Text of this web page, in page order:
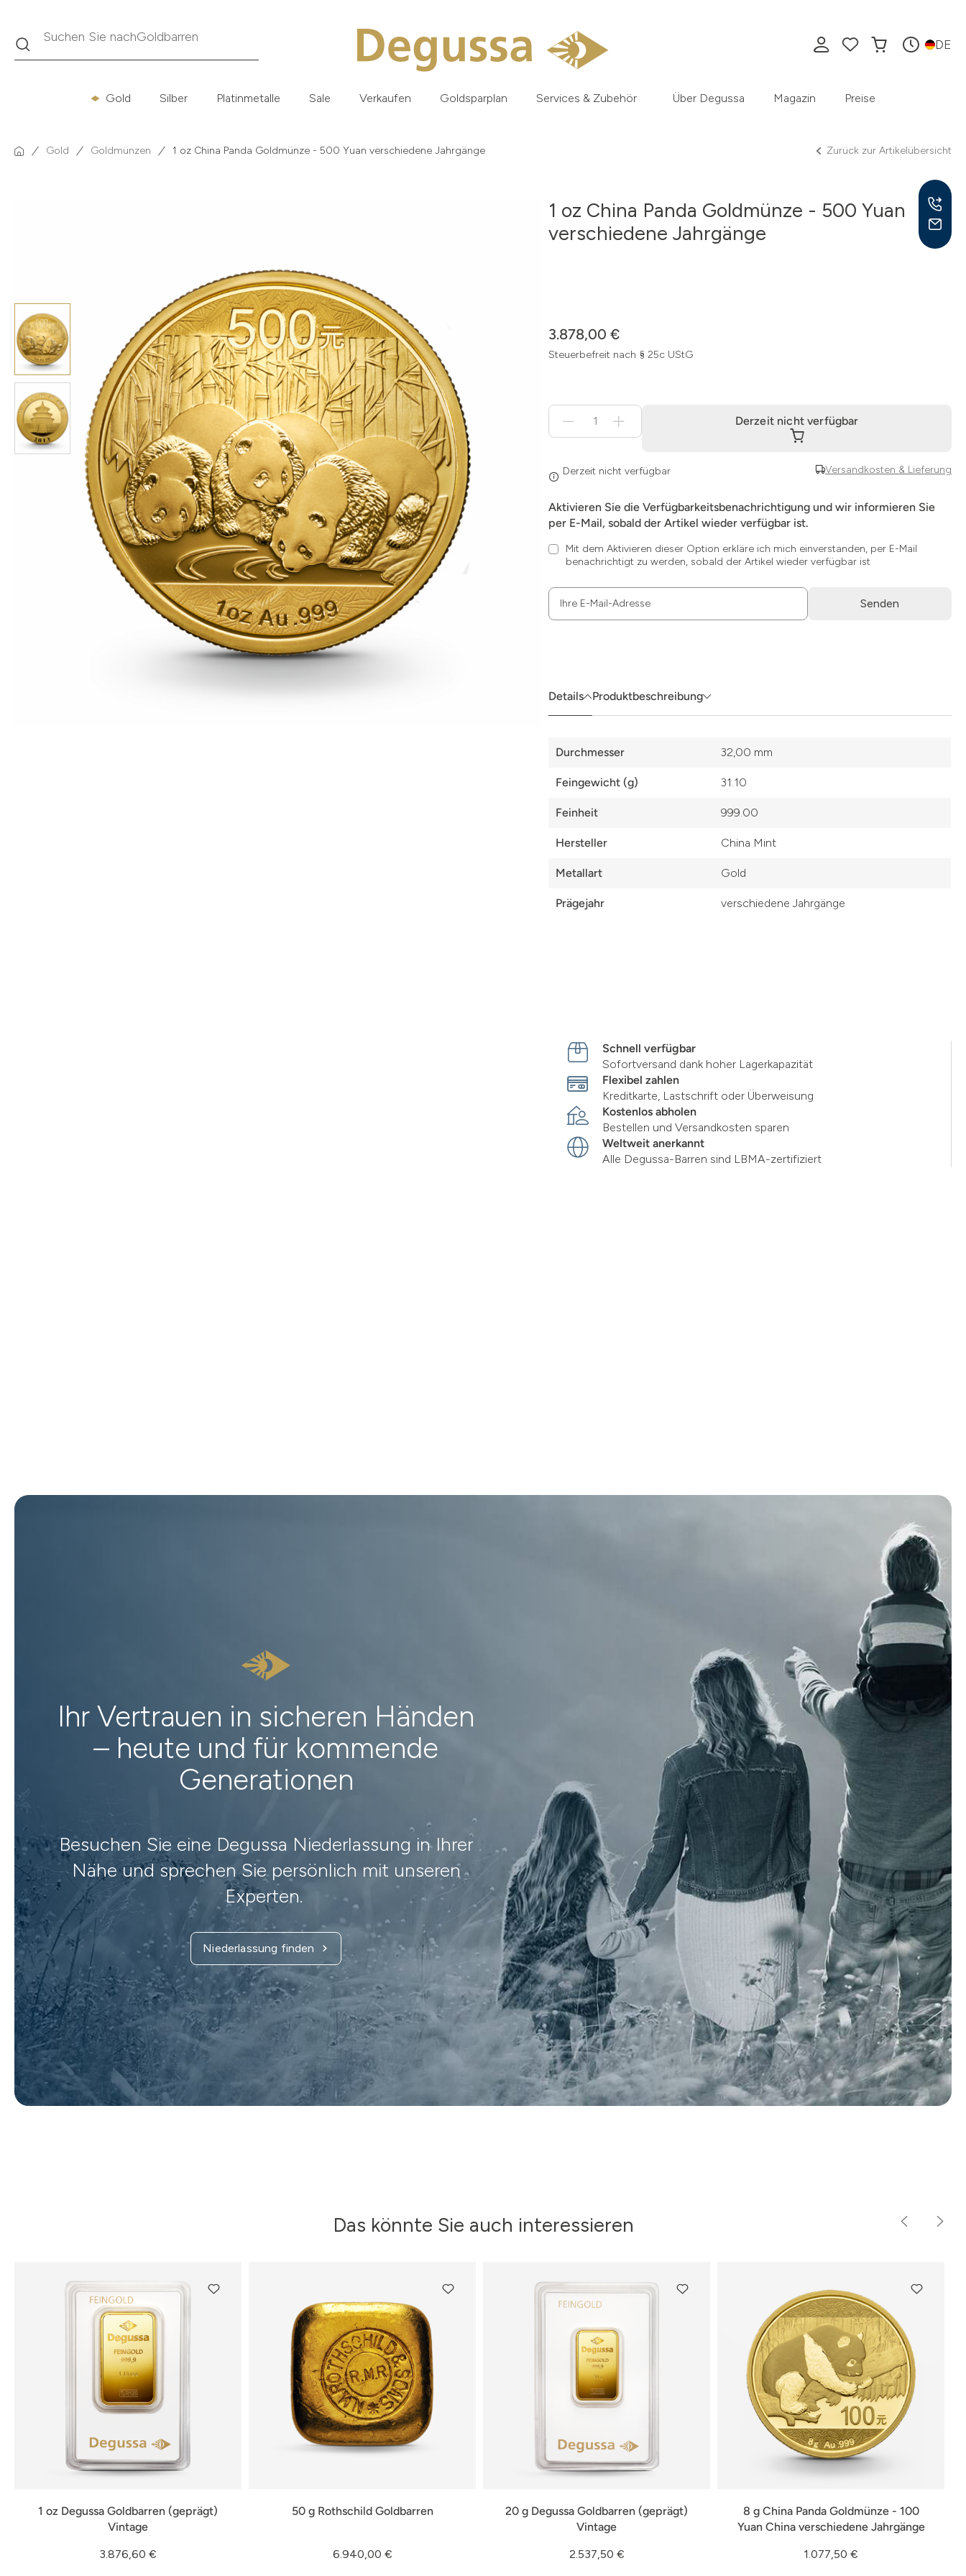
Suche Suchen Sie nachKrügerrand DE
Gold Silber Platinmetalle Sale Verkaufen Goldsparplan Services & Zubehör Über Degussa Magazin Preise
Gold Goldmünzen 1 oz China Panda Goldmünze - 500 Yuan verschiedene Jahrgänge Zurück zur Artikelübersicht
1 oz China Panda Goldmünze - 500 Yuan
verschiedene Jahrgänge
3.878,00 €
Steuerbefreit nach § 25c UStG
Versandkosten & Lieferung
für
Derzeit
verfügbar
Derzeit nicht verfügbar
Derzeit nicht verfügbar
Aktivieren Sie die Verfügbarkeitsbenachrichtigung und wir informieren Sie
per E-Mail, sobald der Artikel wieder verfügbar ist.
Mit dem Aktivieren dieser Option erkläre ich mich einverstanden, per E-Mail
benachrichtigt zu werden, sobald der Artikel wieder verfügbar ist
Ihre E-Mail-Adresse
Senden
die
Details Produktbeschreibung
Details
Durchmesser 32,00 mm
Feingewicht (g) 31.10
Feinheit 999.00
Hersteller China Mint
Metallart Gold
Prägejahr verschiedene Jahrgänge
Schnell verfügbar
Sofortversand dank hoher Lagerkapazität
Flexibel zahlen
Kreditkarte, Lastschrift oder Überweisung
Kostenlos abholen
Bestellen und Versandkosten sparen
Weltweit anerkannt
Alle Degussa-Barren sind LBMA-zertifiziert
Ihr Vertrauen in sicheren Händen
– heute und für kommende
Generationen
Besuchen Sie eine Degussa Niederlassung in Ihrer
Nähe und sprechen Sie persönlich mit unseren
Experten.
Niederlassung finden
Das könnte Sie auch interessieren
1 oz Degussa Goldbarren (geprägt)
Vintage
3.876,60 €
50 g Rothschild Goldbarren
6.940,00 €
20 g Degussa Goldbarren (geprägt)
Vintage
2.537,50 €
8 g China Panda Goldmünze - 100
Yuan China verschiedene Jahrgänge
1.077,50 €